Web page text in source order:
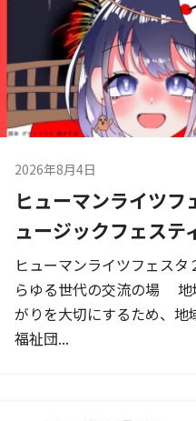
2026年8月4日
ヒューマンライツフ
ュージックフェステ
ヒューマンライツフェスタ
らゆる世代の交流の場 地
がりを大切にするため、地
福祉団...